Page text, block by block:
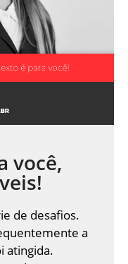
você,
de desafios.
a
atingida.